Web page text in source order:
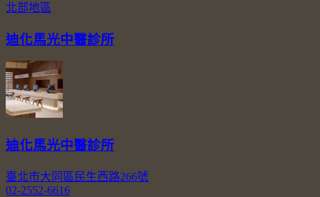
北部地區
迪化馬光中醫診所
迪化馬光中醫診所
臺北市大同區民生西路266號
02-2552-6616